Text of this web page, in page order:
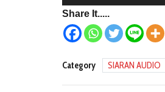
Player
Share It.....
Category SIARAN AUDIO